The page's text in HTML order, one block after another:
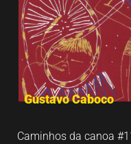
Gustavo Caboco
Caminhos da canoa